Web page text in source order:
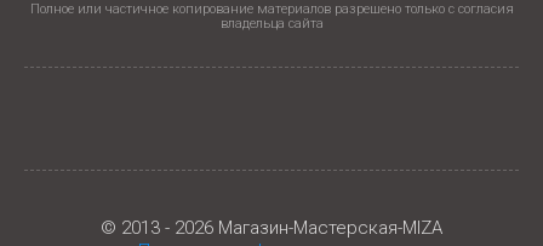
Полное или частичное копирование материалов разрешено только с согласия
владельца сайта
© 2013 - 2026 Магазин-Мастерская-MIZA